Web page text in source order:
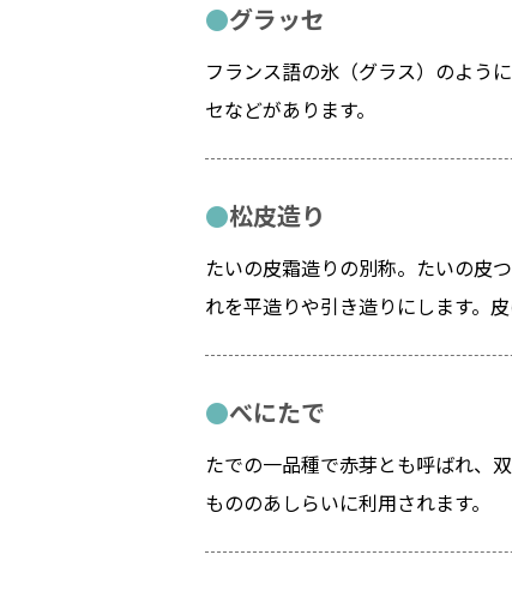
グラッセ
フランス語の氷（グラス）のよう
セなどがあります。
松皮造り
たいの皮霜造りの別称。たいの皮
れを平造りや引き造りにします。
べにたで
たでの一品種で赤芽とも呼ばれ、
もののあしらいに利用されます。